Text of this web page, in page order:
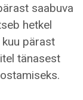
saabuva
hetkel
kuu pärast
tänasest